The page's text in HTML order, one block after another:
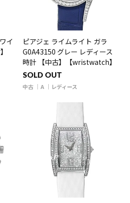
イ
ピアジェ ライムライト ガラ
G0A43150 グレー レディース
時計 【中古】【wristwatch】
SOLD OUT
中古 A レディース